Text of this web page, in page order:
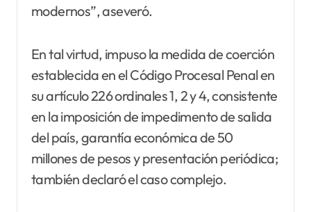
modernos”, aseveró.
En tal virtud, impuso la medida de coerción
establecida en el Código Procesal Penal en
su artículo 226 ordinales 1, 2 y 4, consistente
en la imposición de impedimento de salida
del país, garantía económica de 50
millones de pesos y presentación periódica;
también declaró el caso complejo.